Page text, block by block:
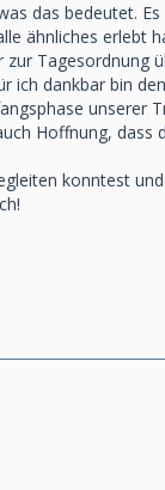
das bedeutet.
ähnliches erlebt
Tagesordnung
dankbar bin
unserer
Hoffnung, dass
konntest